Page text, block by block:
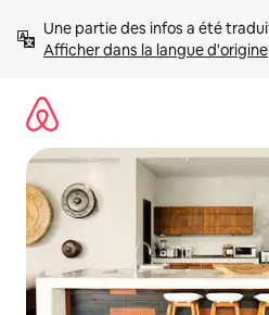
directement
Afficher dans la langue d'origine